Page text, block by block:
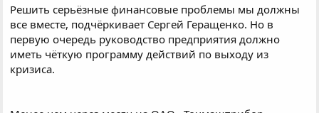
Решить серьёзные финансовые проблемы мы должны
все вместе, подчёркивает Сергей Геращенко. Но в
первую очередь руководство предприятия должно
иметь чёткую программу действий по выходу из
кризиса.